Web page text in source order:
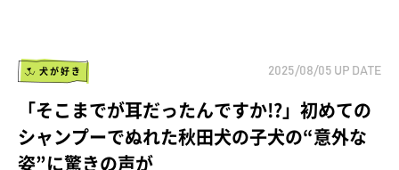
犬が好き 2025/08/05 UP DATE
「そこまでが耳だったんですか!?」初めての
シャンプーでぬれた秋田犬の子犬の“意外な
姿”に驚きの声が